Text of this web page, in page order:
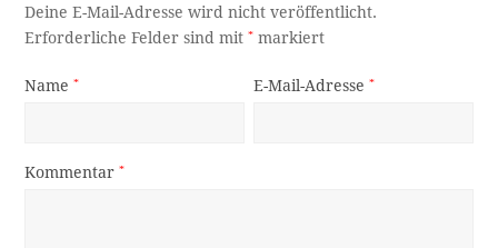
Deine E-Mail-Adresse wird nicht veröffentlicht.
Erforderliche Felder sind mit* markiert
Name* E-Mail-Adresse*
Kommentar*